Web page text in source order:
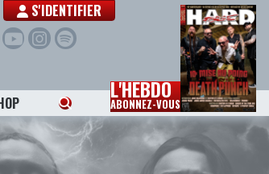
S'IDENTIFIER
L'HEBDO
ABONNEZ-VOUS